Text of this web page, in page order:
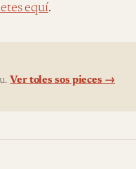
equí.
Ver toles sos pieces →